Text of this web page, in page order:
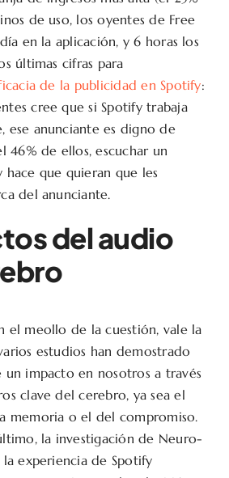
de uso, los oyentes de Free
en la aplicación, y 6 horas los
últimas cifras para
de la publicidad en Spotify:
cree que si Spotify trabaja
ese anunciante es digno de
46% de ellos, escuchar un
hace que quieran que les
del anunciante.
del audio
el meollo de la cuestión, vale la
estudios han demostrado
impacto en nosotros a través
clave del cerebro, ya sea el
memoria o el del compromiso.
la investigación de Neuro-
experiencia de Spotify